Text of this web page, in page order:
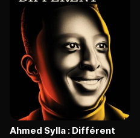
Ahmed Sylla : Différent